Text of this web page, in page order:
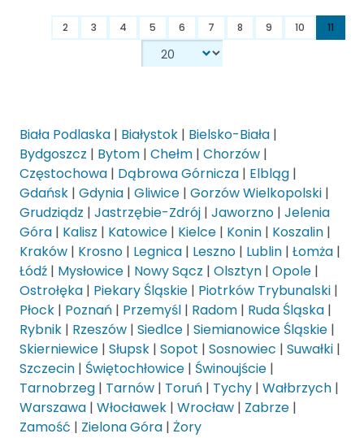
2 3 4 5 6 7 8 9 10 11
Biała Podlaska | Białystok | Bielsko-Biała |
Bydgoszcz | Bytom | Chełm | Chorzów |
Częstochowa | Dąbrowa Górnicza | Elbląg |
Gdańsk | Gdynia | Gliwice | Gorzów Wielkopolski |
Grudziądz | Jastrzębie-Zdrój | Jaworzno | Jelenia
Góra | Kalisz | Katowice | Kielce | Konin | Koszalin |
Kraków | Krosno | Legnica | Leszno | Lublin | Łomża |
Łódź | Mysłowice | Nowy Sącz | Olsztyn | Opole |
Ostrołęka | Piekary Śląskie | Piotrków Trybunalski |
Płock | Poznań | Przemyśl | Radom | Ruda Śląska |
Rybnik | Rzeszów | Siedlce | Siemianowice Śląskie |
Skierniewice | Słupsk | Sopot | Sosnowiec | Suwałki |
Szczecin | Świętochłowice | Świnoujście |
Tarnobrzeg | Tarnów | Toruń | Tychy | Wałbrzych |
Warszawa | Włocławek | Wrocław | Zabrze |
Zamość | Zielona Góra | Żory